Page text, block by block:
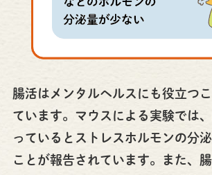
腸活はメンタルヘルスにも役立つ
ています。マウスによる実験では
っているとストレスホルモンの分
ことが報告されています。また、